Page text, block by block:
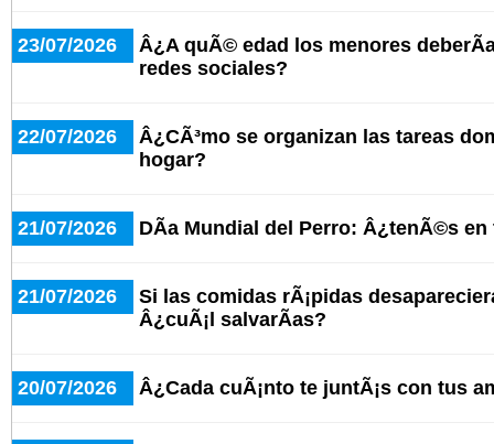
23/07/2026
Â¿A quÃ© edad los menores
redes sociales?
22/07/2026
Â¿CÃ³mo se organizan las tareas
hogar?
21/07/2026 DÃ­a Mundial del Perro: Â¿tenÃ©s en
21/07/2026
Si las comidas rÃ¡pidas
Â¿cuÃ¡l salvarÃ­as?
20/07/2026 Â¿Cada cuÃ¡nto te juntÃ¡s con tus